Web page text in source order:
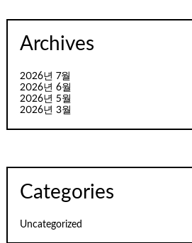
Archives
2026년 7월
2026년 6월
2026년 5월
2026년 3월
Categories
Uncategorized